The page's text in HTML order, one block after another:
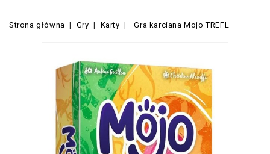
Strona główna Gry Karty Gra karciana Mojo TREFL